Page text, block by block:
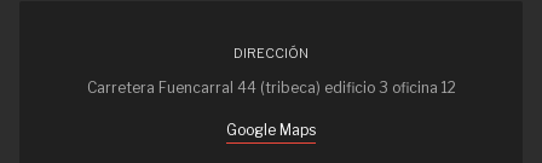
DIRECCIÓN
Carretera Fuencarral 44 (tribeca) edificio 3 oficina 12
Google Maps